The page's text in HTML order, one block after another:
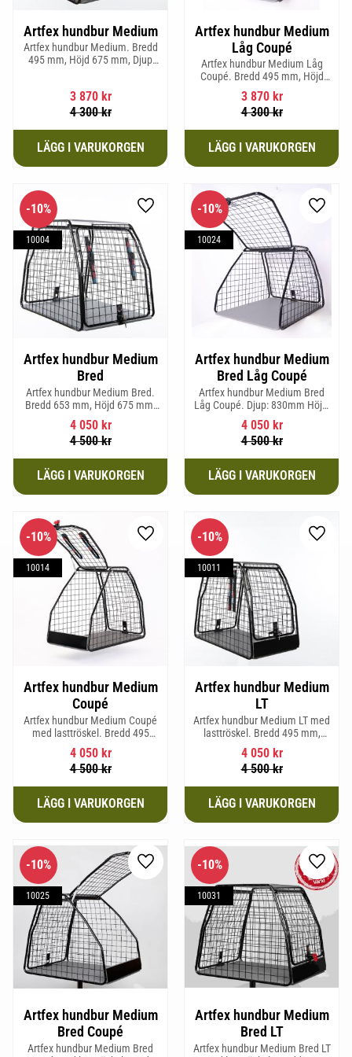
Artfex hundbur Medium
Artfex hundbur Medium. Bredd
495 mm, Höjd 675 mm, Djup
3 870kr
4 300kr
Artfex hundbur Medium
Låg Coupé
Artfex hundbur Medium Låg
Coupé. Bredd 495 mm, Höjd
580 mm, Djup 830 mm och Vikt
15,2 kg.
3 870kr
4 300kr
Artfex hundbur Medium
Bred
Artfex hundbur Medium Bred.
Bredd 653 mm, Höjd 675 mm,
Djup 830 mm och Vikt 19,7 kg.
4 050kr
4 500kr
10%
10004
Lägg till i favoriter
Artfex hundbur Medium
Bred Låg Coupé
Artfex hundbur Medium Bred
Låg Coupé. Djup: 830mm Höjd:
580mm Bredd: 653mm Vikt:
17,5kg
4 050kr
4 500kr
10%
10024
Lägg
Artfex hundbur Medium
Coupé
Artfex hundbur Medium Coupé
med lasttröskel. Bredd 495
mm, Höjd 675 mm, Djup 830
mm och Vikt 15,8 kg.
4 050kr
4 500kr
10%
10014
Lägg till i favoriter
Artfex hundbur Medium
LT
Artfex hundbur Medium LT med
lasttröskel. Bredd 495 mm,
Höjd 675 mm, Djup 830 mm
och Vikt 17 kg.
4 050kr
4 500kr
10%
10011
Lägg
Artfex hundbur Medium
Bred Coupé
Artfex hundbur Medium Bred
10%
10025
Lägg till i favoriter
Artfex hundbur Medium
Bred LT
Artfex hundbur Medium Bred LT
10%
10031
Lägg